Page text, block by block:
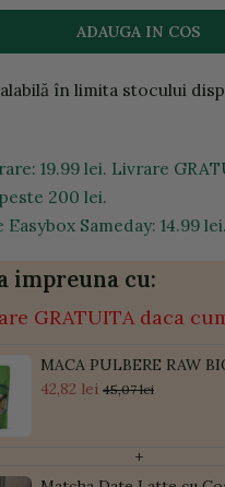
ADAUGA IN COS
în limita stocului
19.99 lei. Livrare
200 lei.
Sameday: 14.99 lei.
impreuna cu:
GRATUITA daca
MACA PULBERE RAW
42,82 lei 45,07 lei
+